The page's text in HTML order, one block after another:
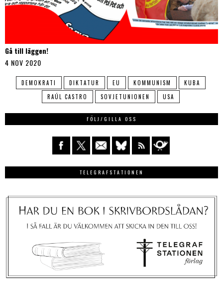
Gå till läggen!
4 NOV 2020
DEMOKRATI DIKTATUR EU KOMMUNISM
KUBA
RAÚL CASTRO
SOVJETUNIONEN USA
FÖLJ/GILLA OSS
TELEGRAFSTATIONEN